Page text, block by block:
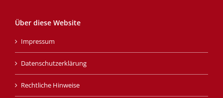
Über diese Website
Impressum
Datenschutzerklärung
Rechtliche Hinweise